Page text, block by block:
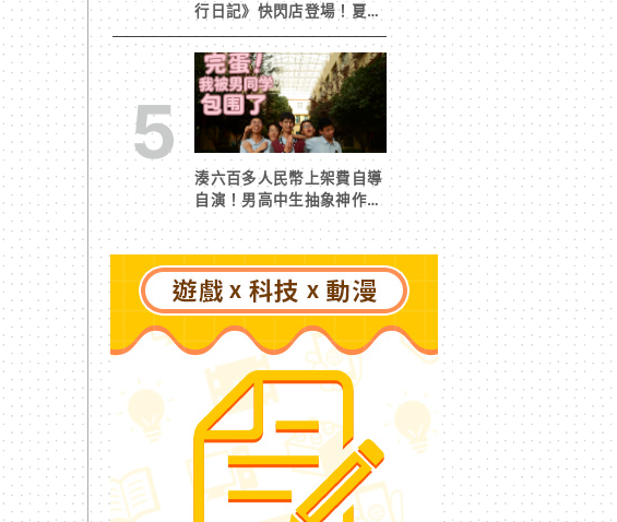
行日記》快閃店登場！夏日
風情限定周邊首度公開
5
湊六百多人民幣上架費自導
自演！男高中生抽象神作
《完蛋！我被男同學包圍
了》突然爆紅